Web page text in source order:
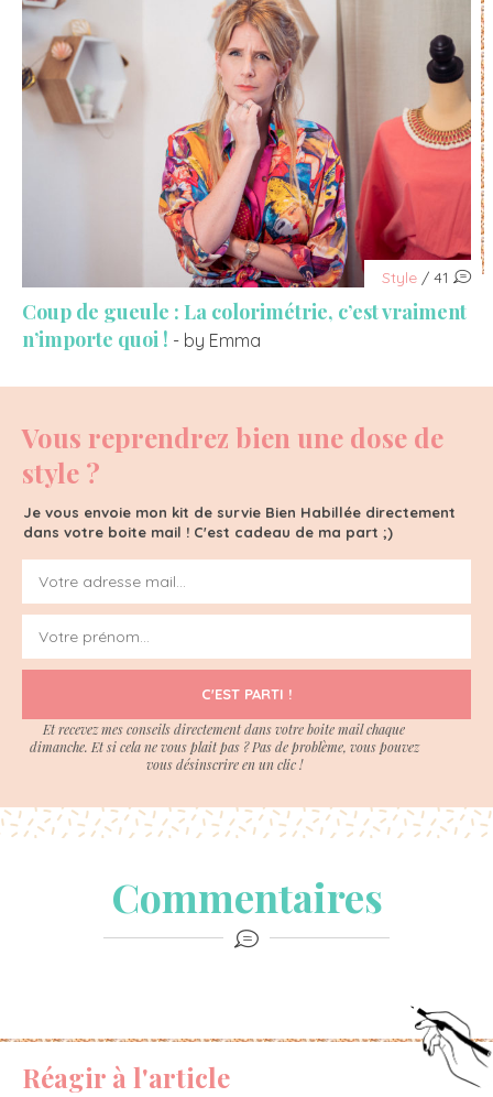
Style / 41
Coup de gueule : La colorimétrie, c’est vraiment
n’importe quoi ! - by Emma
Vous reprendrez bien une dose de
style ?
Je vous envoie mon kit de survie Bien Habillée directement
dans votre boite mail ! C'est cadeau de ma part ;)
C'EST PARTI !
Et recevez mes conseils directement dans votre boite mail chaque
dimanche. Et si cela ne vous plait pas ? Pas de problème, vous pouvez
vous désinscrire en un clic !
Commentaires
Réagir à l'article